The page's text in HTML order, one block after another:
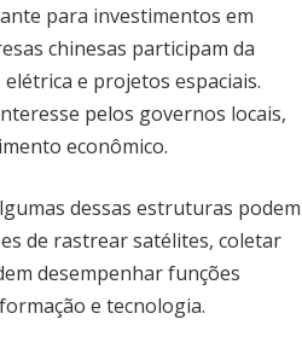
para investimentos em
chinesas participam da
e projetos espaciais.
pelos governos locais,
econômico.
dessas estruturas podem
de rastrear satélites, coletar
desempenhar funções
e tecnologia.